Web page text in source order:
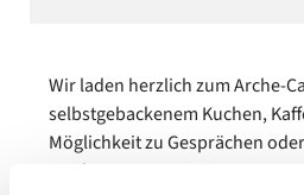
Wir laden herzlich zum Arche-
selbstgebackenem Kuchen,
Möglichkeit zu Gesprächen
machen.